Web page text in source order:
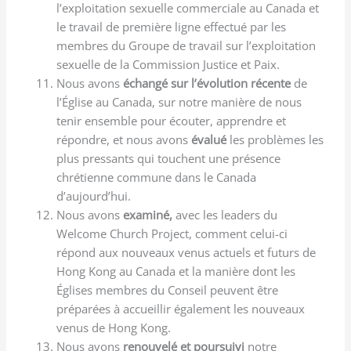
l’exploitation sexuelle commerciale au Canada et
le travail de première ligne effectué par les
membres du Groupe de travail sur l’exploitation
sexuelle de la Commission Justice et Paix.
Nous avons échangé sur l’évolution récentede
l’Église au Canada, sur notre manière de nous
tenir ensemble pour écouter, apprendre et
répondre, et nous avons évalué les problèmes les
plus pressants qui touchent une présence
chrétienne commune dans le Canada
d’aujourd’hui.
Nous avons examiné,avec les leaders du
Welcome Church Project, comment celui-ci
répond aux nouveaux venus actuels et futurs de
Hong Kong au Canada et la manière dont les
Églises membres du Conseil peuvent être
préparées à accueillir également les nouveaux
venus de Hong Kong.
Nous avons renouvelé et poursuivi notre